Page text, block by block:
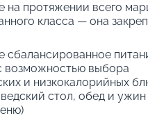
на протяжении всего
класса — она
сбалансированное
возможностью выбора
и низкокалорийных
стол, обед и ужин